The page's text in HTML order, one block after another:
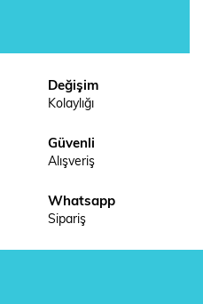
Değişim
Kolaylığı
Güvenli
Alışveriş
Whatsapp
Sipariş